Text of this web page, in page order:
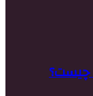
چیست؟